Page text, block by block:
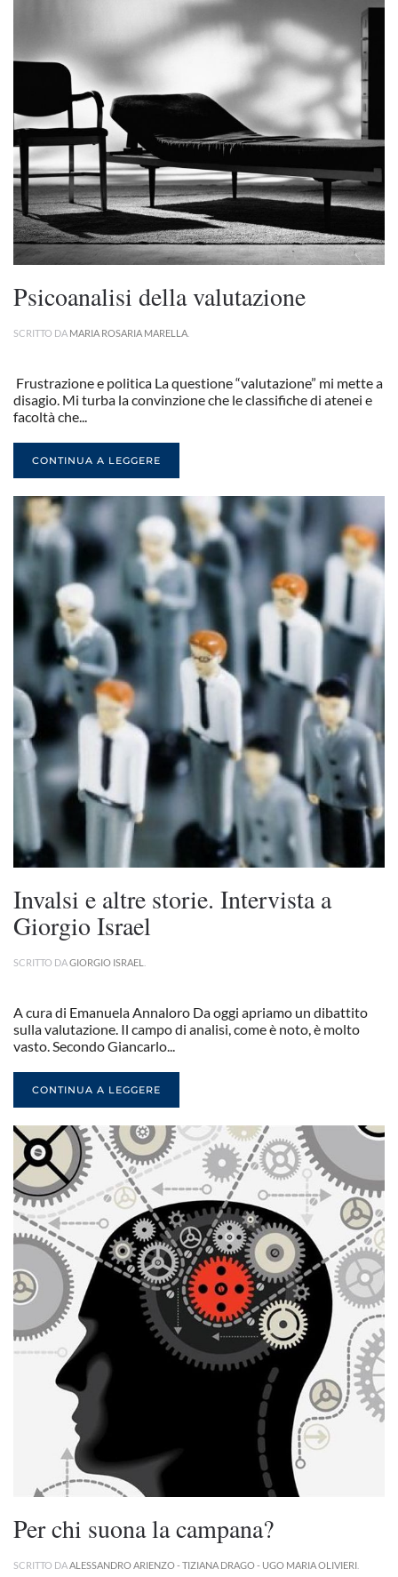
Psicoanalisi della valutazione
SCRITTO DA MARIA ROSARIA MARELLA
Frustrazione e politica La questione “valutazione” mi mette a
disagio. Mi turba la convinzione che le classifiche di atenei e
facoltà che...
CONTINUA A LEGGERE
Invalsi e altre storie. Intervista a
Giorgio Israel
SCRITTO DAGIORGIO ISRAEL
A cura di Emanuela Annaloro Da oggi apriamo un dibattito
sulla valutazione. Il campo di analisi, come è noto, è molto
vasto. Secondo Giancarlo...
CONTINUA A LEGGERE
Per chi suona la campana?
SCRITTO DAALESSANDRO ARIENZO - TIZIANA DRAGO - UGO MARIA OLIVIERI